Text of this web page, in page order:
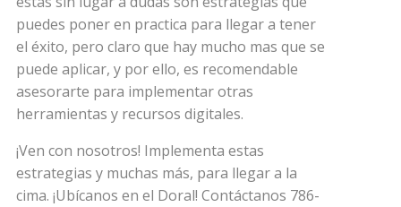
puedes poner en practica para llegar a tener
el éxito, pero claro que hay mucho mas que se
puede aplicar, y por ello, es recomendable
asesorarte para implementar otras
herramientas y recursos digitales.
¡Ven con nosotros! Implementa estas
estrategias y muchas más, para llegar a la
cima. ¡Ubícanos en el Doral! Contáctanos 786-